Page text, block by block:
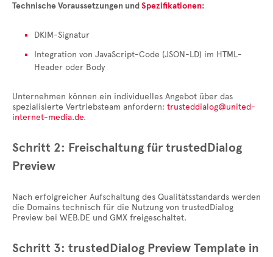
Technische Voraussetzungen undSpezifikationen:
DKIM-Signatur
Integration von JavaScript-Code (JSON-LD) im HTML-
Header oder Body
Unternehmen können ein individuelles Angebot über das
spezialisierte Vertriebsteam anfordern: trusteddialog@united-
internet-media.de.
Schritt 2: Freischaltung für trustedDialog
Preview
Nach erfolgreicher Aufschaltung des Qualitätsstandards werden
die Domains technisch für die Nutzung von trustedDialog
Preview bei WEB.DE und GMX freigeschaltet.
Schritt 3: trustedDialog Preview Template in